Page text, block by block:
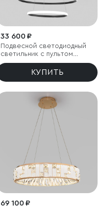
33 600 ₽
Подвесной светодиодный
светильник с пультом
управления
КУПИТЬ
69 100 ₽